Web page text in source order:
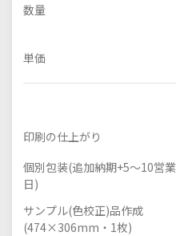
数量
単価
印刷の仕上がり
個別包装(追加納期+5～10営業
日)
サンプル(色校正)品作成
(474×306mm・1枚)